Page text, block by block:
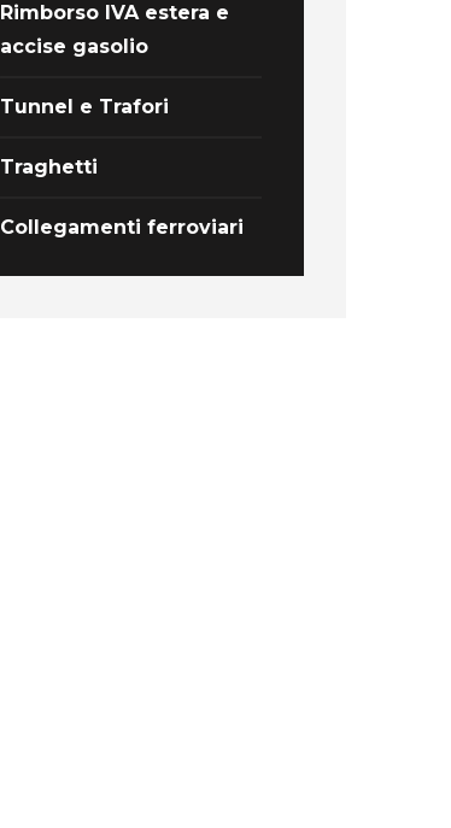
Rimborso IVA estera e
accise gasolio
Tunnel e Trafori
Traghetti
Collegamenti ferroviari